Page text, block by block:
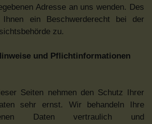
Adresse an uns wenden. Des
ein Beschwerderecht bei der
zu.
und Pflichtinformationen
Seiten nehmen den Schutz Ihrer
sehr ernst. Wir behandeln Ihre
Daten vertraulich und